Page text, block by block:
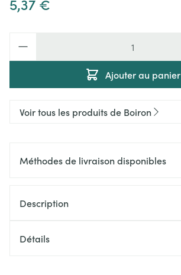
Ajouter au panier
Voir tous les produits de Boiron
Méthodes de livraison disponibles
Description
Détails